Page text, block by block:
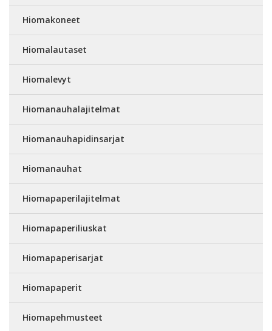
Hiomakoneet
Hiomalautaset
Hiomalevyt
Hiomanauhalajitelmat
Hiomanauhapidinsarjat
Hiomanauhat
Hiomapaperilajitelmat
Hiomapaperiliuskat
Hiomapaperisarjat
Hiomapaperit
Hiomapehmusteet